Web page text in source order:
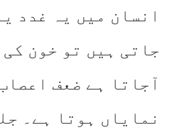
انسان میں یہ غدد
جاتی ہیں تو خون
آجاتا ہے ضعف
نمایاں ہوتا ہے۔